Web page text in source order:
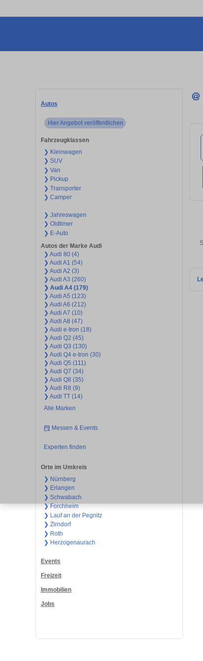
Autos
Hier Angebot veröffentlichen
Fahrzeugklassen
❯ Kleinwagen
❯ SUV
❯ Van
❯ Pickup
❯ Transporter
❯ Camper
❯ Jahreswagen
❯ Oldtimer
❯ E-Auto
Autos der Marke Audi
❯ Audi 80 (4)
❯ Audi A1 (54)
❯ Audi A2 (3)
❯ Audi A3 (260)
❯ Audi A4 (179)
❯ Audi A5 (123)
❯ Audi A6 (212)
❯ Audi A7 (10)
❯ Audi A8 (47)
❯ Audi e-tron (18)
❯ Audi Q2 (45)
❯ Audi Q3 (130)
❯ Audi Q4 e-tron (30)
❯ Audi Q5 (111)
❯ Audi Q7 (34)
❯ Audi Q8 (35)
❯ Audi R8 (9)
❯ Audi TT (14)
Alle Marken
Messen & Events
Experten finden
Orte im Umkreis
❯ Nürnberg
❯ Erlangen
❯ Schwabach
❯ Forchheim
❯ Lauf an der Pegnitz
❯ Zirndorf
❯ Roth
❯ Herzogenaurach
Events
Freizeit
Immobilien
Jobs